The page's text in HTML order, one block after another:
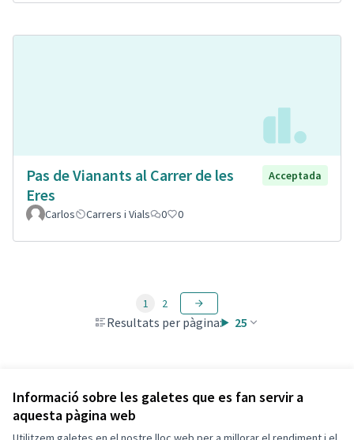
Informació sobre les galetes que es fan servir a
aquesta pàgina web
Pas de Vianants al Carrer de les
Eres
Acceptada
Carlos Carrers i Vials 0 0
Resultats per pàgina: 25
1 2
Veure totes les propostes retirades